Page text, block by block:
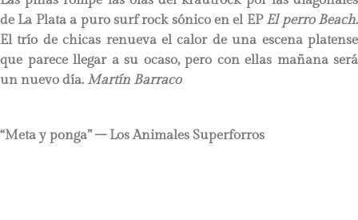
de La Plata a puro surf rock sónico en el EP El perro Beach.
El trío de chicas renueva el calor de una escena platense
que parece llegar a su ocaso, pero con ellas mañana será
un nuevo día. Martín Barraco
“Meta y ponga” – Los Animales Superforros